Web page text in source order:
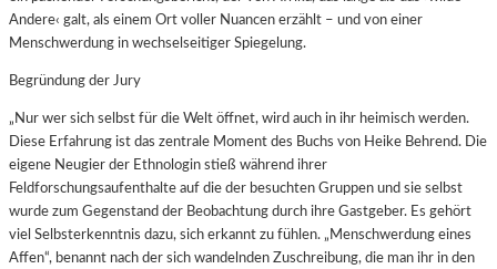
Andere‹ galt, als einem Ort voller Nuancen erzählt – und von einer
Menschwerdung in wechselseitiger Spiegelung.
Begründung der Jury
„Nur wer sich selbst für die Welt öffnet, wird auch in ihr heimisch werden.
Diese Erfahrung ist das zentrale Moment des Buchs von Heike Behrend. Die
eigene Neugier der Ethnologin stieß während ihrer
Feldforschungsaufenthalte auf die der besuchten Gruppen und sie selbst
wurde zum Gegenstand der Beobachtung durch ihre Gastgeber. Es gehört
viel Selbsterkenntnis dazu, sich erkannt zu fühlen. „Menschwerdung eines
Affen“, benannt nach der sich wandelnden Zuschreibung, die man ihr in den